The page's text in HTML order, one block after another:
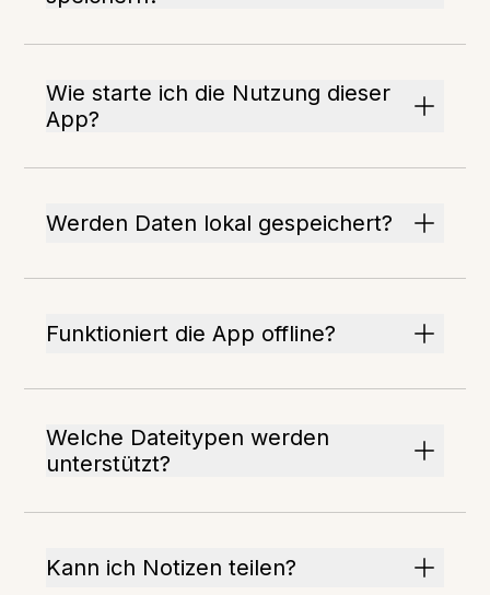
Wie starte ich die Nutzung dieser
App?
Werden Daten lokal gespeichert?
Funktioniert die App offline?
Welche Dateitypen werden
unterstützt?
Kann ich Notizen teilen?